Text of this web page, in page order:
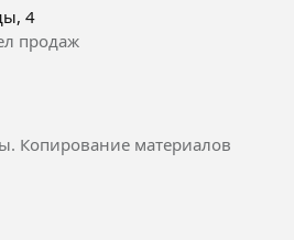
4
продаж
Копирование материалов